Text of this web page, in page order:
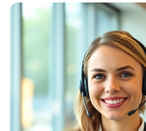
Schweißer
Profiausrüstung
Kollektion ansehen